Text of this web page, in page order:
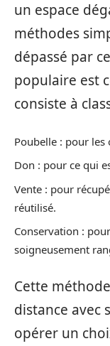
un espace
méthodes
dépassé par
populaire est
consiste à
Poubelle : pour les
Don : pour ce qui
Vente : pour
réutilisé.
Conservation :
soigneusement
Cette
distance avec
opérer un